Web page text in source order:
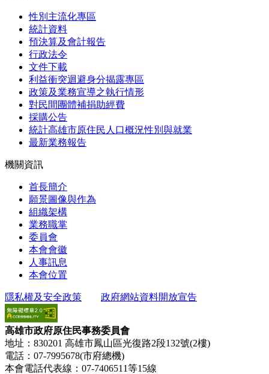
性別主流化專區
統計資料
預決算及會計報告
行政法令
文件下載
利益衝突迴避身分揭露專區
政策及業務宣導之執行情形
對民間團體補捐助經費
採購公告
統計高雄市原住民人口概況性別與就業
最新業務報告
機關資訊
首長簡介
願景圖像與作為
組織架構
業務職掌
委員會
本會會徽
人事訊息
本會位置
隱私權及安全政策 政府網站資料開放宣告
高雄市政府原住民事務委員會
地址：830201 高雄市鳳山區光復路2段132號(2樓)
電話：07-7995678(市府總機)
本會電話代表線：07-7406511等15線